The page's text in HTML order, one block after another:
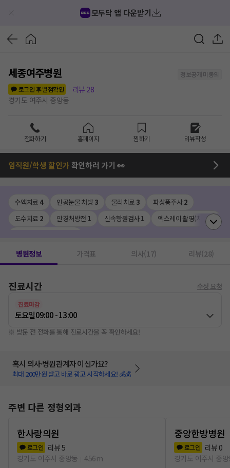
모두닥 앱 다운받기
세종여주병원
정보공개 미동의
로그인 후 별점확인
리뷰 28
경기도 여주시 중앙동
전화하기 홈페이지 찜하기 리뷰작성
임직원/학생 할인가확인하러 가기 👀
수액치료 4 인공눈물 처방3 물리치료3 파상풍주사2
도수치료 2 안경처방전 1 신속항원검사1 엑스레이 촬영(치과)1
병원정보 가격표 의사(17) 리뷰(28)
진료시간 수정 요청
진료마감
토요일09:00 - 13:00
※ 방문 전 전화를 통해 진료시간을 꼭 확인하세요!
혹시 의사·병원관계자 이신가요?
최대 200만원 받고 바로 광고 시작하세요! 💰💰
주변 다른 정형외과
한사랑의원
로그인 리뷰5
경기도 여주시 중앙동
456m
중앙한방병원
로그인 리뷰 0
경기도 여주시 중